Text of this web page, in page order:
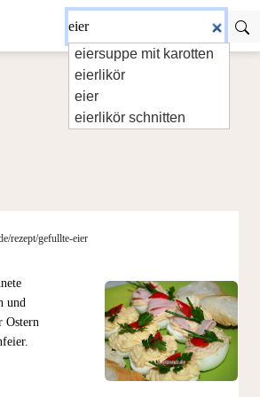
rezept/gefullte-eier
und
Ostern
eiersuppe mit karotten
eierlikör
eier
eierlikör schnitten